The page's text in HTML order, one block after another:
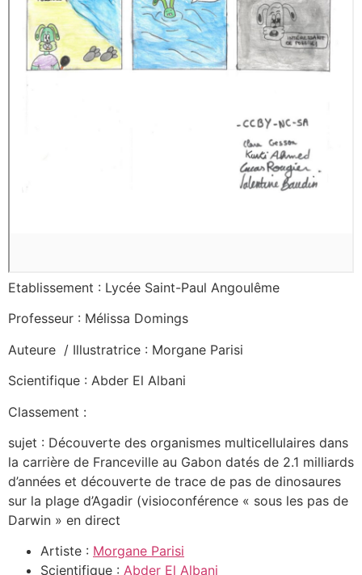
Etablissement : Lycée Saint-Paul Angoulême
Professeur : Mélissa Domings
Auteure / Illustratrice : Morgane Parisi
Scientifique : Abder El Albani
Classement :
sujet : Découverte des organismes multicellulaires dans
la carrière de Franceville au Gabon datés de 2.1 milliards
d’années et découverte de trace de pas de dinosaures
sur la plage d’Agadir (visioconférence « sous les pas de
Darwin » en direct
Artiste : Morgane Parisi
Scientifique : Abder El Albani